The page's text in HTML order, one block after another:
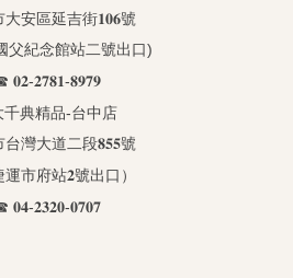
大安區延吉街𝟏𝟎𝟔號
父紀念館站二號出口)
𝟎𝟐-𝟐𝟕𝟖𝟏-𝟖𝟗𝟕𝟗
千典精品-台中店
台灣大道二段𝟖𝟓𝟓號
運市府站𝟐號出口）
𝟎𝟒-𝟐𝟑𝟐𝟎-𝟎𝟕𝟎𝟕